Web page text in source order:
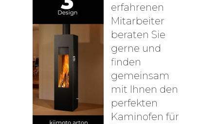
erfahrenen
Mitarbeiter
beraten Sie
gerne und
finden
gemeinsam
mit Ihnen den
perfekten
Kaminofen für